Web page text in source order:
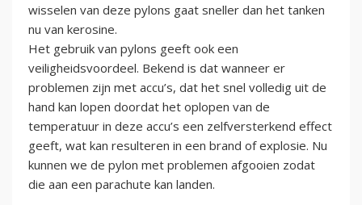
wisselen van deze pylons gaat sneller dan het tanken
nu van kerosine.
Het gebruik van pylons geeft ook een
veiligheidsvoordeel. Bekend is dat wanneer er
problemen zijn met accu’s, dat het snel volledig uit de
hand kan lopen doordat het oplopen van de
temperatuur in deze accu’s een zelfversterkend effect
geeft, wat kan resulteren in een brand of explosie. Nu
kunnen we de pylon met problemen afgooien zodat
die aan een parachute kan landen.